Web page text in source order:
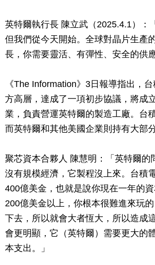
英特爾執行長 陳立武（2025.4.1）：
但我們從今天開始。全球對晶片生產
長，你需要靈活、有彈性、安全的供應
《The Information》3日報導指出，
方高層，達成了一項初步協議，將成
業，負責營運英特爾的製造工廠。台
而英特爾和其他美國企業則持有大部分
聚芯資本合夥人 陳慧明：「英特爾的
沒有規模經濟，它製程沒上來。台積
400億美金，也就是說你現在一年的
200億美金以上，你根本很難進來玩
下去，所以就會大者恆大，所以造成
會更明顯，它（英特爾）需要更大的
本支出。」